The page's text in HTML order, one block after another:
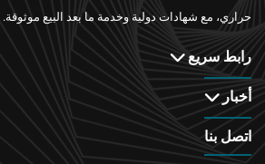
حراري، مع شهادات دولية وخدمة ما بعد البيع موثوقة.
رابط سريع
أخبار
اتصل بنا